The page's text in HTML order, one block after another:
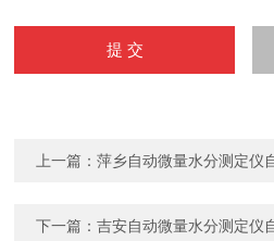
上一篇：萍乡自动微量水分测定仪
下一篇：吉安自动微量水分测定仪